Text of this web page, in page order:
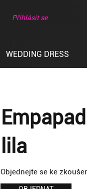
Přihlásit se
WEDDING DRESS
lila
Objednejte se ke